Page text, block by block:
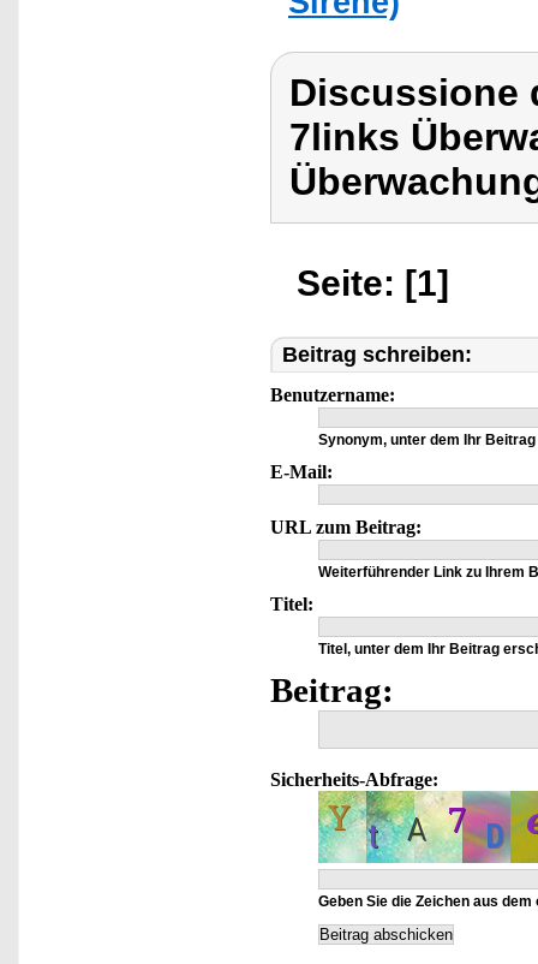
Discussione
7links
Seite: [1]
Beitrag schreiben:
Benutzername:
Synonym, unter dem Ihr
E-Mail:
URL zum Beitrag:
Weiterführender Link zu Ihrem
Titel:
Titel, unter dem Ihr Beitrag
Beitrag:
Sicherheits-Abfrage:
Geben Sie die Zeichen aus